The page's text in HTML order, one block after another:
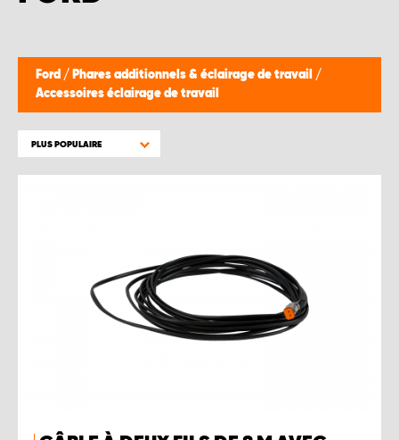
Ford / Phares additionnels & éclairage de travail /
Accessoires éclairage de travail
PLUS POPULAIRE
WORK SYSTEM BRUXELLES
WORK SYSTEM LIMBURG-KEMPEN
WORK SYSTEM WEST BY PRO-VAN